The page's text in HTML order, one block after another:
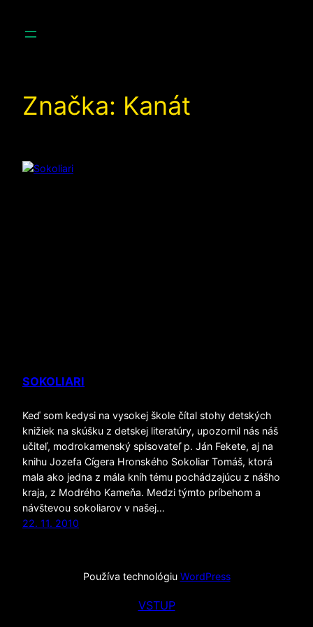
Značka: Kanát
SOKOLIARI
Keď som kedysi na vysokej škole čítal stohy detských
knižiek na skúšku z detskej literatúry, upozornil nás náš
učiteľ, modrokamenský spisovateľ p. Ján Fekete, aj na
knihu Jozefa Cígera Hronského Sokoliar Tomáš, ktorá
mala ako jedna z mála kníh tému pochádzajúcu z nášho
kraja, z Modrého Kameňa. Medzi týmto príbehom a
návštevou sokoliarov v našej…
22. 11. 2010
Používa technológiu WordPress
VSTUP